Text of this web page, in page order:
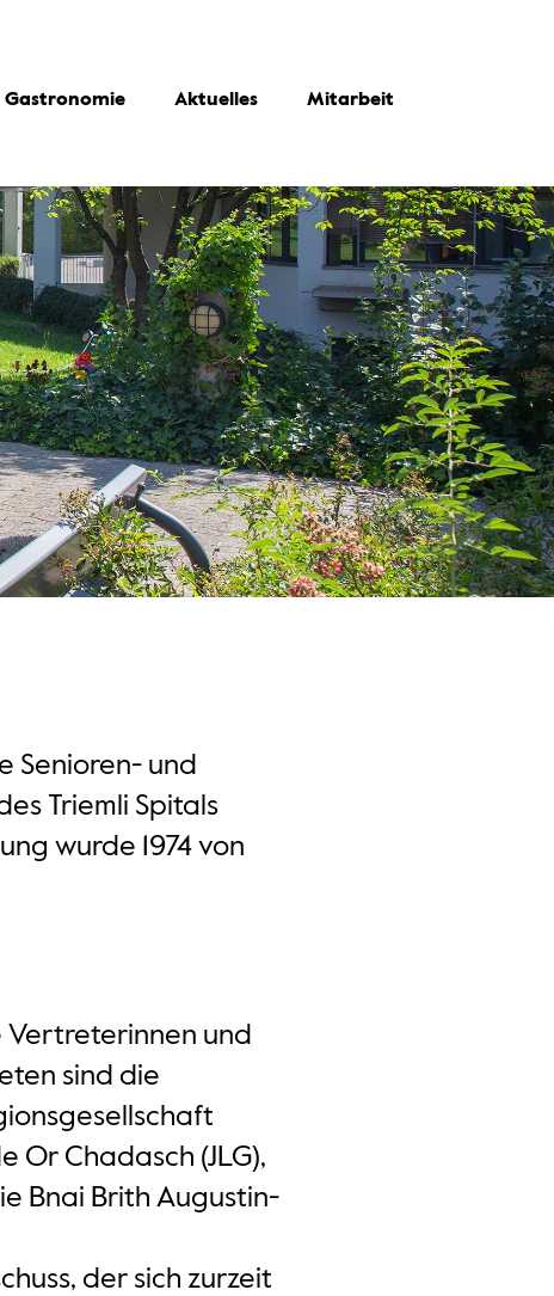
Gastronomie Aktuelles Mitarbeit
Senioren- und
Triemli Spitals
wurde 1974 von
Vertreterinnen und
sind die
Or Chadasch (JLG),
Bnai Brith Augustin-
der sich zurzeit